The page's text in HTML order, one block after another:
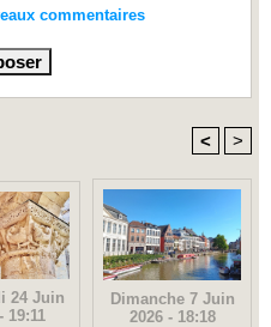
commentaires
< >
24 Juin
19:11
Dimanche 7 Juin
2026 - 18:18